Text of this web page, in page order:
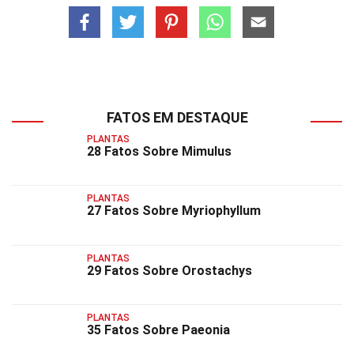
FATOS EM DESTAQUE
PLANTAS
28 Fatos Sobre Mimulus
PLANTAS
27 Fatos Sobre Myriophyllum
PLANTAS
29 Fatos Sobre Orostachys
PLANTAS
35 Fatos Sobre Paeonia